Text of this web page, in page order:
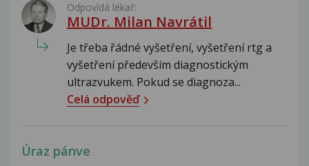
Odpovídá lékař:
MUDr. Milan Navrátil
Je třeba řádné vyšetření, vyšetření rtg a
vyšetření především diagnostickým
ultrazvukem. Pokud se diagnoza...
Celá odpověď
Úraz pánve